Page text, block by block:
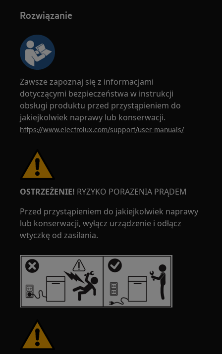
Rozwiązanie
Zawsze zapoznaj się z informacjami
dotyczącymi bezpieczeństwa w instrukcji
obsługi produktu przed przystąpieniem do
jakiejkolwiek naprawy lub konserwacji.
https://www.electrolux.com/support/user-manuals/
OSTRZEŻENIE! RYZYKO PORAZENIA PRĄDEM
Przed przystąpieniem do jakiejkolwiek naprawy
lub konserwacji, wyłącz urządzenie i odłącz
wtyczkę od zasilania.